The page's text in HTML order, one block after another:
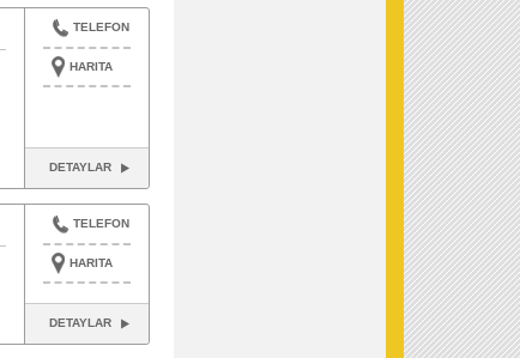
TELEFON
HARITA
DETAYLAR
TELEFON
HARITA
DETAYLAR